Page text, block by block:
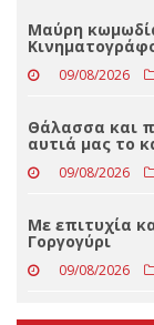
Οι ιερές
09/08/2026
Μαύρη
09/08/2026
Θάλασσα και
αυτιά μας το
09/08/2026